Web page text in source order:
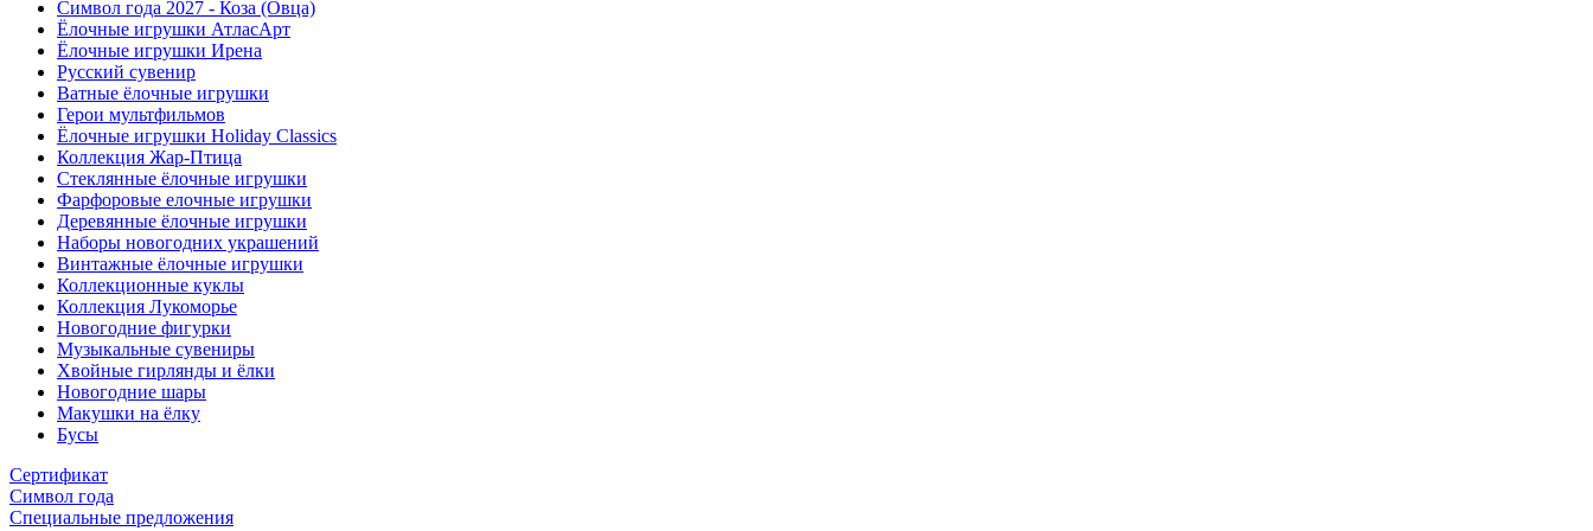
Символ года 2027 - Коза (Овца)
Ёлочные игрушки АтласАрт
Ёлочные игрушки Ирена
Русский сувенир
Ватные ёлочные игрушки
Герои мультфильмов
Ёлочные игрушки Holiday Classics
Коллекция Жар-Птица
Стеклянные ёлочные игрушки
Фарфоровые елочные игрушки
Деревянные ёлочные игрушки
Наборы новогодних украшений
Винтажные ёлочные игрушки
Коллекционные куклы
Коллекция Лукоморье
Новогодние фигурки
Музыкальные сувениры
Хвойные гирлянды и ёлки
Новогодние шары
Макушки на ёлку
Бусы
Сертификат
Символ года
Специальные предложения